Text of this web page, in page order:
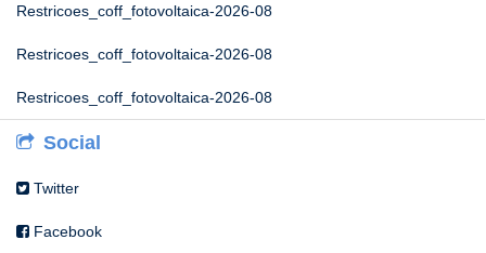
Restricoes_coff_fotovoltaica-2026-08
Restricoes_coff_fotovoltaica-2026-08
Restricoes_coff_fotovoltaica-2026-08
Social
Twitter
Facebook